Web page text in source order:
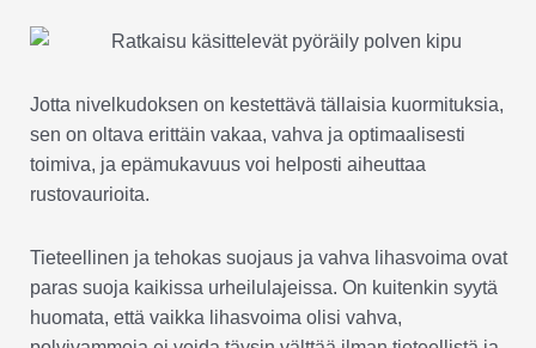
Jotta nivelkudoksen on kestettävä tällaisia kuormituksia,
sen on oltava erittäin vakaa, vahva ja optimaalisesti
toimiva, ja epämukavuus voi helposti aiheuttaa
rustovaurioita.
Tieteellinen ja tehokas suojaus ja vahva lihasvoima ovat
paras suoja kaikissa urheilulajeissa. On kuitenkin syytä
huomata, että vaikka lihasvoima olisi vahva,